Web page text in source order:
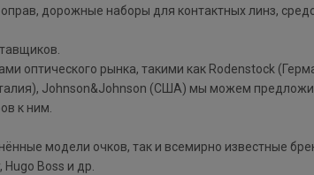
дорожные наборы для контактных линз,
оптического рынка, такими как Rodenstock
Johnson&Johnson (США) мы можем
к ним.
модели очков, так и всемирно известные
Boss и др.